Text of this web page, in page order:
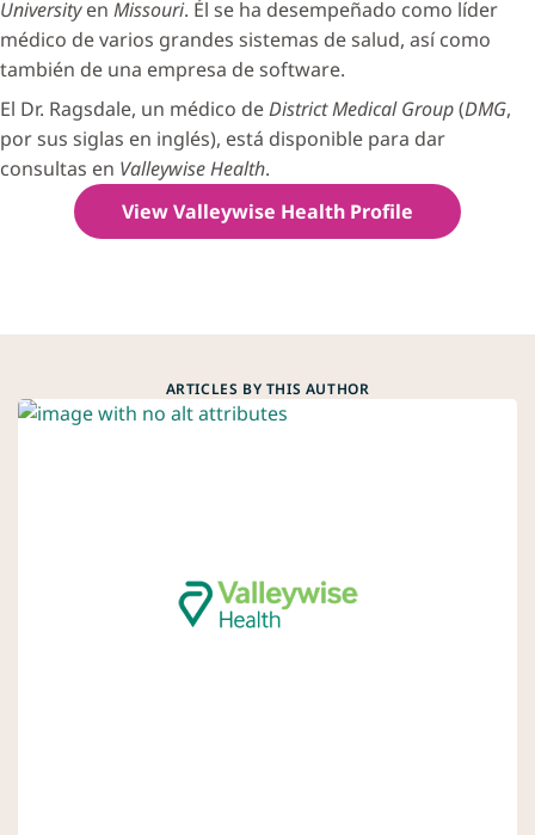
Universityen Missouri. Él se ha desempeñado como líder
médico de varios grandes sistemas de salud, así como
también de una empresa de software.
El Dr. Ragsdale, un médico deDistrict Medical Group(DMG,
por sus siglas en inglés), está disponible para dar
consultas en Valleywise Health.
View Valleywise Health Profile
ARTICLES BY THIS AUTHOR